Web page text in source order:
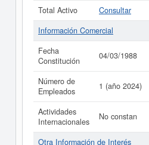
Total Activo
Consultar
Información Comercial
Fecha
Constitución
04/03/1988
Número de
Empleados
1 (año 2024)
Actividades
Internacionales
No constan
Otra Información de Interés